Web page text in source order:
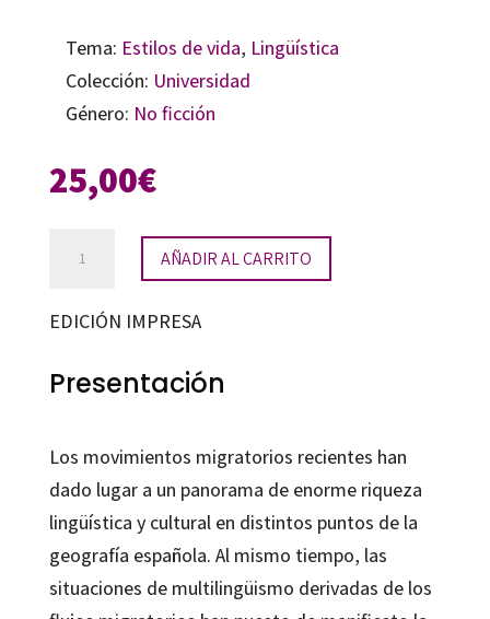
Tema: Estilos de vida, Lingüística
Colección: Universidad
Género: No ficción
25,00€
inmigración
la
cantidad
AÑADIR AL CARRITO
EDICIÓN IMPRESA
Presentación
Los movimientos migratorios recientes han
dado lugar a un panorama de enorme riqueza
lingüística y cultural en distintos puntos de la
geografía española. Al mismo tiempo, las
situaciones de multilingüismo derivadas de los